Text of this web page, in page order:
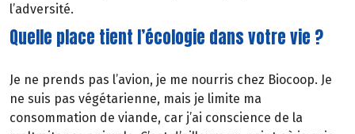
l’adversité.
Quelle place tient l’écologie dans votre vie ?
Je ne prends pas l’avion, je me nourris chez Biocoop. Je
ne suis pas végétarienne, mais je limite ma
consommation de viande, car j’ai conscience de la